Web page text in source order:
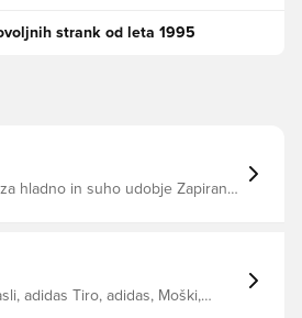
strank od leta 1995
za hladno in suho udobje Zapiranje
adidas Tiro, adidas, Moški,